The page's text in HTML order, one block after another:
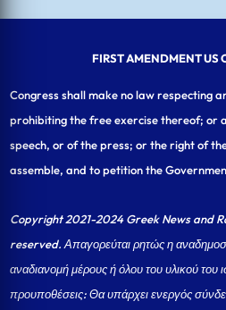
FIRST AMENDMENT US
Congress shall make no law respecting
prohibiting the free exercise thereof; or
speech, or of the press; or the right of
assemble, and to petition the
Copyright 2021-2024 Greek News and
reserved. Απαγορεύται ρητώς η
αναδιανομή μέρους ή όλου του υλικού του
προυποθέσεις: Θα υπάρχει ενεργός